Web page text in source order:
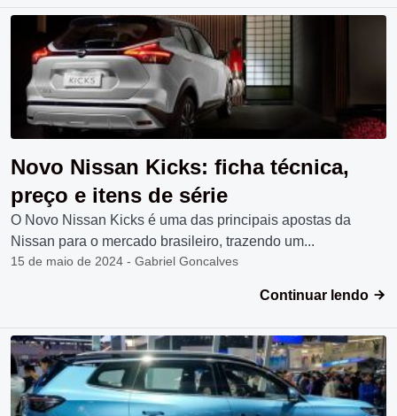
Novo Nissan Kicks: ficha técnica,
preço e itens de série
O Novo Nissan Kicks é uma das principais apostas da
Nissan para o mercado brasileiro, trazendo um...
15 de maio de 2024 - Gabriel Goncalves
Continuar lendo